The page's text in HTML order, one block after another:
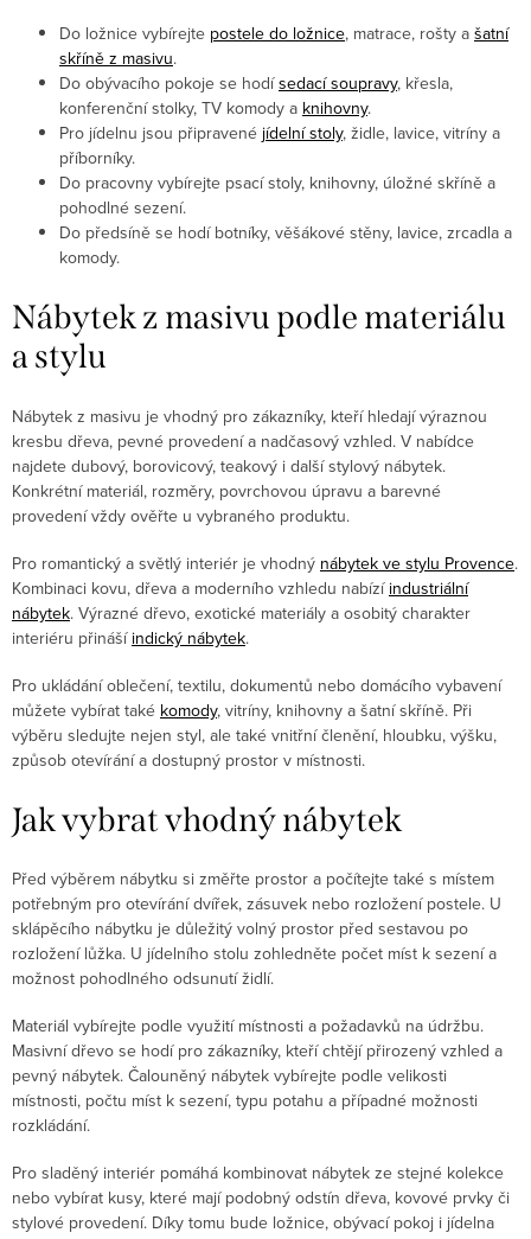
Do ložnice vybírejte postele do ložnice, matrace, rošty a šatní
skříně z masivu.
Do obývacího pokoje se hodísedací soupravy, křesla,
konferenční stolky, TV komody a knihovny.
Pro jídelnu jsou připravené jídelní stoly, židle, lavice, vitríny a
příborníky.
Do pracovny vybírejte psací stoly, knihovny, úložné skříně a
pohodlné sezení.
Do předsíně se hodí botníky, věšákové stěny, lavice, zrcadla a
komody.
Nábytek z masivu podle materiálu
a stylu
Nábytek z masivu je vhodný pro zákazníky, kteří hledají výraznou
kresbu dřeva, pevné provedení a nadčasový vzhled. V nabídce
najdete dubový, borovicový, teakový i další stylový nábytek.
Konkrétní materiál, rozměry, povrchovou úpravu a barevné
provedení vždy ověřte u vybraného produktu.
Pro romantický a světlý interiér je vhodný nábytek ve stylu Provence.
Kombinaci kovu, dřeva a moderního vzhledu nabízí industriální
nábytek. Výrazné dřevo, exotické materiály a osobitý charakter
interiéru přináší indický nábytek.
Pro ukládání oblečení, textilu, dokumentů nebo domácího vybavení
můžete vybírat také komody, vitríny, knihovny a šatní skříně. Při
výběru sledujte nejen styl, ale také vnitřní členění, hloubku, výšku,
způsob otevírání a dostupný prostor v místnosti.
Jak vybrat vhodný nábytek
Před výběrem nábytku si změřte prostor a počítejte také s místem
potřebným pro otevírání dvířek, zásuvek nebo rozložení postele. U
sklápěcího nábytku je důležitý volný prostor před sestavou po
rozložení lůžka. U jídelního stolu zohledněte počet míst k sezení a
možnost pohodlného odsunutí židlí.
Materiál vybírejte podle využití místnosti a požadavků na údržbu.
Masivní dřevo se hodí pro zákazníky, kteří chtějí přirozený vzhled a
pevný nábytek. Čalouněný nábytek vybírejte podle velikosti
místnosti, počtu míst k sezení, typu potahu a případné možnosti
rozkládání.
Pro sladěný interiér pomáhá kombinovat nábytek ze stejné kolekce
nebo vybírat kusy, které mají podobný odstín dřeva, kovové prvky či
stylové provedení. Díky tomu bude ložnice, obývací pokoj i jídelna